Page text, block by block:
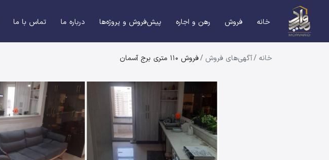
خانه فروش رهن و اجاره پیش‌فروش و پروژه‌ها درباره ما تماس با ما
خانه /آگهی‌های فروش /فروش 110 متری برج آسمان